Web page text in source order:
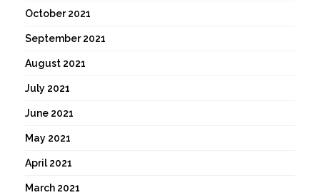
October 2021
September 2021
August 2021
July 2021
June 2021
May 2021
April 2021
March 2021